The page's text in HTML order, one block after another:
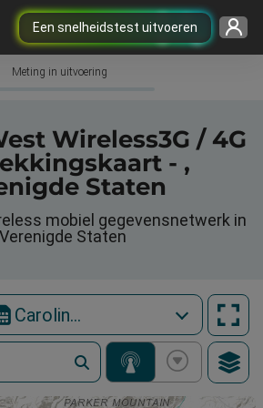
Een snelheidstest uitvoeren
Meting in uitvoering
Wireless3G / 4G
- ,
Staten
mobiel gegevensnetwerk in
Staten
Carolina West Wireless